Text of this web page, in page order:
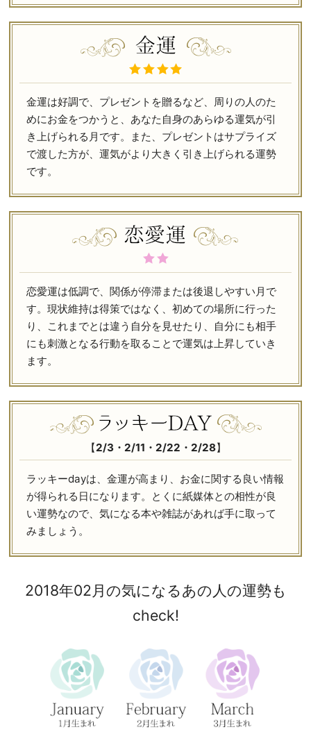
金運は好調で、プレゼントを贈るなど、周りの人のた
めにお金をつかうと、あなた自身のあらゆる運気が引
き上げられる月です。また、プレゼントはサプライズ
で渡した方が、運気がより大きく引き上げられる運勢
です。
恋愛運は低調で、関係が停滞または後退しやすい月で
す。現状維持は得策ではなく、初めての場所に行った
り、これまでとは違う自分を見せたり、自分にも相手
にも刺激となる行動を取ることで運気は上昇していき
ます。
【2/3・2/11・2/22・2/28】
ラッキーdayは、金運が高まり、お金に関する良い情報
が得られる日になります。とくに紙媒体との相性が良
い運勢なので、気になる本や雑誌があれば手に取って
みましょう。
2018年02月の気になるあの人の運勢も
check!